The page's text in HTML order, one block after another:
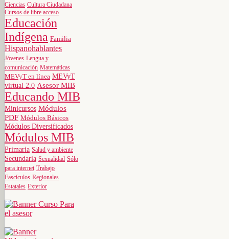
Ciencias Cultura Ciudadana
Cursos de libre acceso
Educación
Indígena Familia
Hispanohablantes
Jóvenes Lengua y
comunicación Matemáticas
MEVyT en línea MEVyT
virtual 2.0 Asesor MIB
Educando MIB
Minicursos Módulos
PDF Módulos Básicos
Módulos Diversificados
Módulos MIB
Primaria Salud y ambiente
Secundaria Sexualidad Sólo
para internet Trabajo
Fascículos Regionales
Estatales Exterior